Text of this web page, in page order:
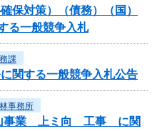
保対策）（債務）（国）
る一般競争入札
課
関する一般競争入札公告
事務所
山事業 上ミ向 工事 に関